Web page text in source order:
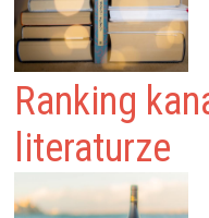
Ranking
literaturze